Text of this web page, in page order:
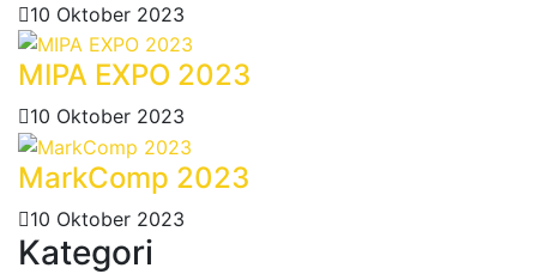
10 Oktober 2023
MIPA EXPO 2023
10 Oktober 2023
MarkComp 2023
10 Oktober 2023
Kategori